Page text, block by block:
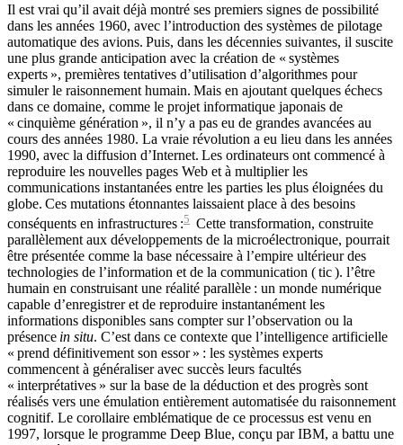
Il est vrai qu’il avait déjà montré ses premiers signes de possibilité
dans les années 1960, avec l’introduction des systèmes de pilotage
automatique des avions. Puis, dans les décennies suivantes, il suscite
une plus grande anticipation avec la création de « systèmes
experts », premières tentatives d’utilisation d’algorithmes pour
simuler le raisonnement humain. Mais en ajoutant quelques échecs
dans ce domaine, comme le projet informatique japonais de
« cinquième génération », il n’y a pas eu de grandes avancées au
cours des années 1980. La vraie révolution a eu lieu dans les années
1990, avec la diffusion d’Internet. Les ordinateurs ont commencé à
reproduire les nouvelles pages Web et à multiplier les
communications instantanées entre les parties les plus éloignées du
globe. Ces mutations étonnantes laissaient place à des besoins
conséquents en infrastructures :5 Cette transformation, construite
parallèlement aux développements de la microélectronique, pourrait
être présentée comme la base nécessaire à l’empire ultérieur des
technologies de l’information et de la communication (tic). l’être
humain en construisant une réalité parallèle : un monde numérique
capable d’enregistrer et de reproduire instantanément les
informations disponibles sans compter sur l’observation ou la
présence in situ. C’est dans ce contexte que l’intelligence artificielle
« prend définitivement son essor » : les systèmes experts
commencent à généraliser avec succès leurs facultés
« interprétatives » sur la base de la déduction et des progrès sont
réalisés vers une émulation entièrement automatisée du raisonnement
cognitif. Le corollaire emblématique de ce processus est venu en
1997, lorsque le programme Deep Blue, conçu par IBM, a battu une